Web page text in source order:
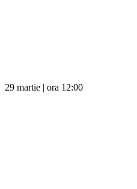
29 martie | ora 12:00